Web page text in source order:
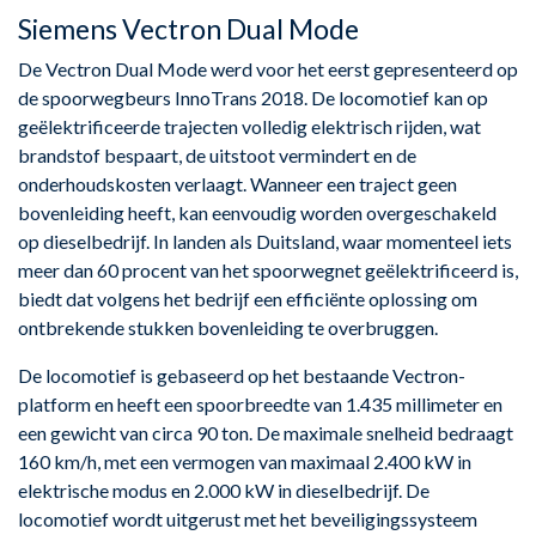
Siemens Vectron Dual Mode
De Vectron Dual Mode werd voor het eerst gepresenteerd op
de spoorwegbeurs InnoTrans 2018. De locomotief kan op
geëlektrificeerde trajecten volledig elektrisch rijden, wat
brandstof bespaart, de uitstoot vermindert en de
onderhoudskosten verlaagt. Wanneer een traject geen
bovenleiding heeft, kan eenvoudig worden overgeschakeld
op dieselbedrijf. In landen als Duitsland, waar momenteel iets
meer dan 60 procent van het spoorwegnet geëlektrificeerd is,
biedt dat volgens het bedrijf een efficiënte oplossing om
ontbrekende stukken bovenleiding te overbruggen.
De locomotief is gebaseerd op het bestaande Vectron-
platform en heeft een spoorbreedte van 1.435 millimeter en
een gewicht van circa 90 ton. De maximale snelheid bedraagt
160 km/h, met een vermogen van maximaal 2.400 kW in
elektrische modus en 2.000 kW in dieselbedrijf. De
locomotief wordt uitgerust met het beveiligingssysteem